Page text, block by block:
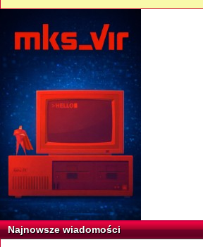
Najnowsze wiadomości